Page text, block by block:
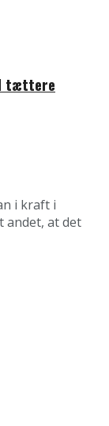
tættere
i kraft i
andet, at det